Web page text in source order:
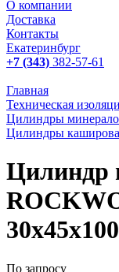
О компании
Доставка
Контакты
Екатеринбург
+7 (343) 382-57-61
Главная
Техническая
Цилиндры
Цилиндры
Цилиндр
По запросу